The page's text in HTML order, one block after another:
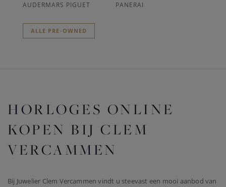
AUDERMARS PIGUET
PANERAI
ALLE PRE-OWNED
HORLOGES ONLINE
KOPEN BIJ CLEM
VERCAMMEN
Bij Juwelier Clem Vercammen vindt u steevast een mooi aanbod van